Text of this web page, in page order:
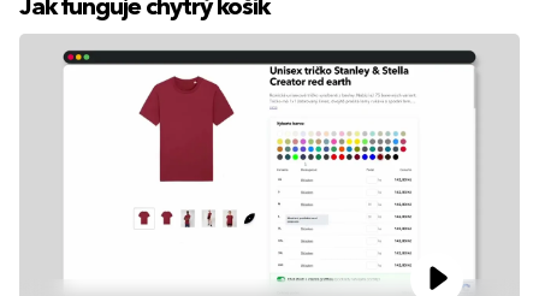
Jak funguje chytrý košík